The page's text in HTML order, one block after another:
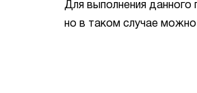
Для выполнения данного
но в таком случае